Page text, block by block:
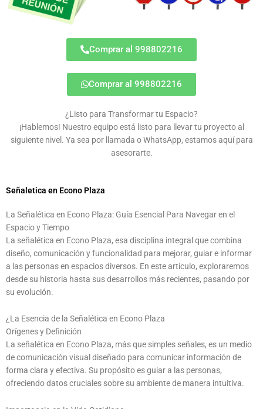
Comprar al 998802216
Comprar al 998802216
¿Listo para Transformar tu Espacio?
¡Hablemos! Nuestro equipo está listo para llevar tu proyecto al
siguiente nivel. Ya sea por llamada o WhatsApp, estamos aquí para
asesorarte.
Señaletica en Econo Plaza
La Señalética en Econo Plaza: Guía Esencial Para Navegar en el
Espacio y Tiempo
La señalética en Econo Plaza, esa disciplina integral que combina
diseño, comunicación y funcionalidad para mejorar, guiar e informar
a las personas en espacios diversos. En este artículo, exploraremos
desde su historia hasta sus desarrollos más recientes, pasando por
su evolución.
¿La Esencia de la Señalética en Econo Plaza
Orígenes y Definición
La señalética en Econo Plaza, más que simples señales, es un medio
de comunicación visual diseñado para comunicar información de
forma clara y efectiva. Su propósito es guiar a las personas,
ofreciendo datos cruciales sobre su ambiente de manera intuitiva.